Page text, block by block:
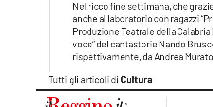
Tutti gli articoli di Cultura
Nel ricco fine settimana, che
anche al laboratorio con ragazzi
Produzione Teatrale della Calabria
voce” del cantastorie Nando
rispettivamente, da Andrea